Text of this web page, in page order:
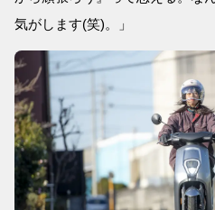
気がします(笑)。」